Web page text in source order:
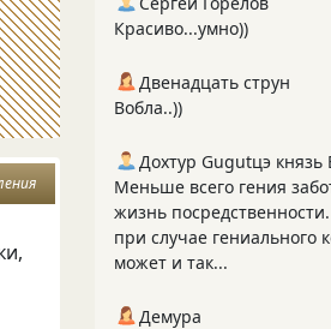
Красиво...умно))
Двенадцать струн
Вобла..))
Меньше всего гения
жизнь
при случае гениального
может и так...
Демура